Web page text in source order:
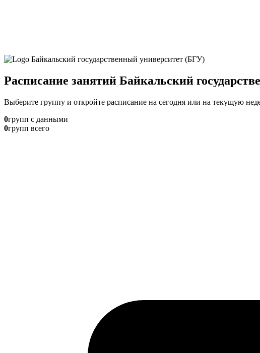
Расписание занятий Байкальский
Выберите группу и откройте расписание на сегодня или на текущую
0групп с данными
0групп всего